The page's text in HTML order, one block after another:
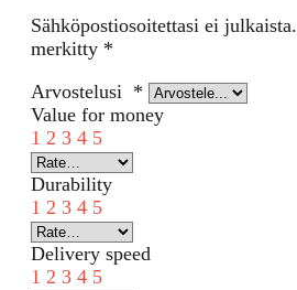
Sähköpostiosoitettasi ei julkaista.
merkitty *
Arvostelusi *
Value for money
1 2 3 4 5
Durability
1 2 3 4 5
Delivery speed
1 2 3 4 5